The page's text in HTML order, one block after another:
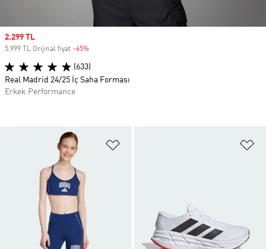
Sale price
2.299 TL
5.999 TL Orijinal fiyat -65%
(633)
Real Madrid 24/25 İç Saha Forması
Erkek Performance